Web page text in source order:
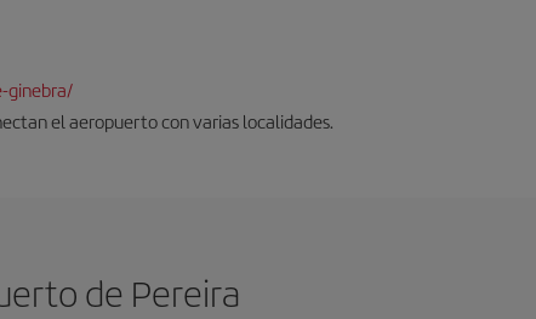
ginebra/
el aeropuerto con varias localidades.
de Pereira